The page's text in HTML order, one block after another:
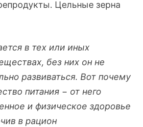
Цельные зерна
в тех или иных
без них он не
развиваться. Вот почему
питания − от него
и физическое здоровье
в рацион